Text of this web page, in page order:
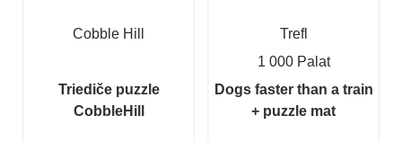
Cobble Hill
Triediče puzzle
CobbleHill
Trefl
1 000 Palat
Dogs faster than a train
+ puzzle mat